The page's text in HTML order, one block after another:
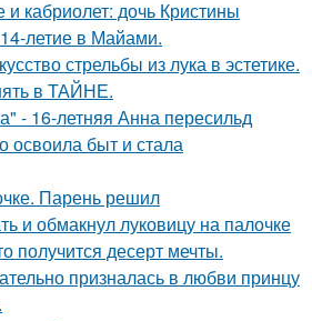
и кабриолет: дочь Кристины
летие в Майами.
стрельбы из лука в эстетике.
в ТАЙНЕ.
- 16-летняя Анна пересильд
освоила быт и стала
Парень решил
и обмакнул луковицу на палочке
получится десерт мечты.
призналась в любви принцу